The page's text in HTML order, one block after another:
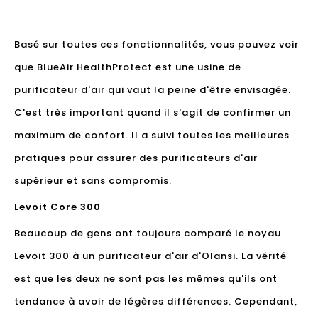
Basé sur toutes ces fonctionnalités, vous pouvez voir
que BlueAir HealthProtect est une usine de
purificateur d'air qui vaut la peine d'être envisagée.
C'est très important quand il s'agit de confirmer un
maximum de confort. Il a suivi toutes les meilleures
pratiques pour assurer des purificateurs d'air
supérieur et sans compromis.
Levoit Core 300
Beaucoup de gens ont toujours comparé le noyau
Levoit 300 à un purificateur d'air d'Olansi. La vérité
est que les deux ne sont pas les mêmes qu'ils ont
tendance à avoir de légères différences. Cependant,